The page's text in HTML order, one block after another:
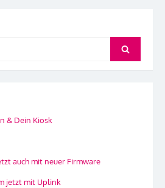
Search
& Dein Kiosk
auch mit neuer Firmware
jetzt mit Uplink